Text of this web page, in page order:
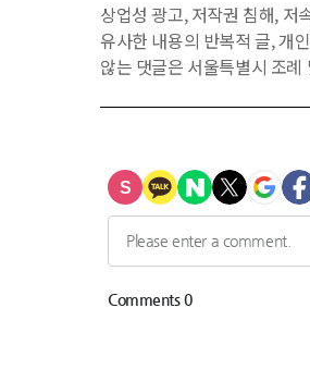
상업성 광고, 저작권 침해, 저
유사한 내용의 반복적 글, 개
않는 댓글은 서울특별시 조